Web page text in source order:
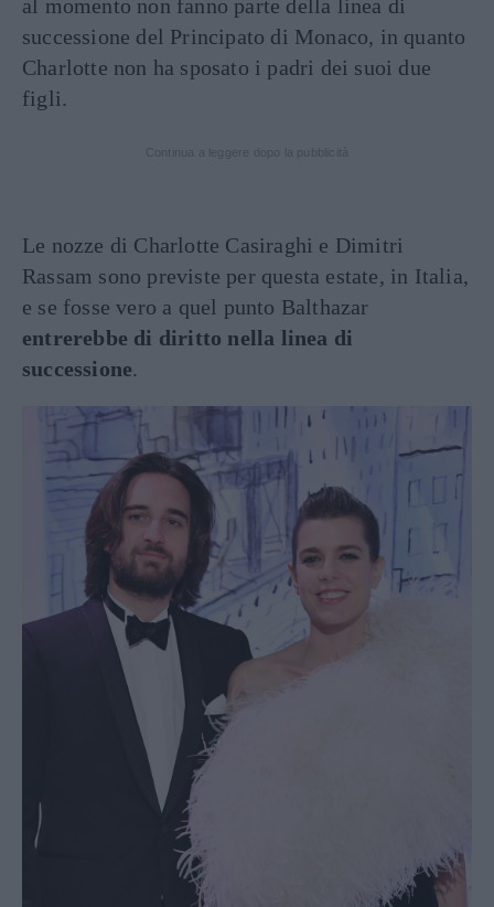
al momento non fanno parte della linea di
successione del Principato di Monaco, in quanto
Charlotte non ha sposato i padri dei suoi due
figli.
Le nozze di Charlotte Casiraghi e Dimitri
Rassam sono previste per questa estate, in Italia,
e se fosse vero a quel punto Balthazar
entrerebbe di diritto nella linea di
successione.